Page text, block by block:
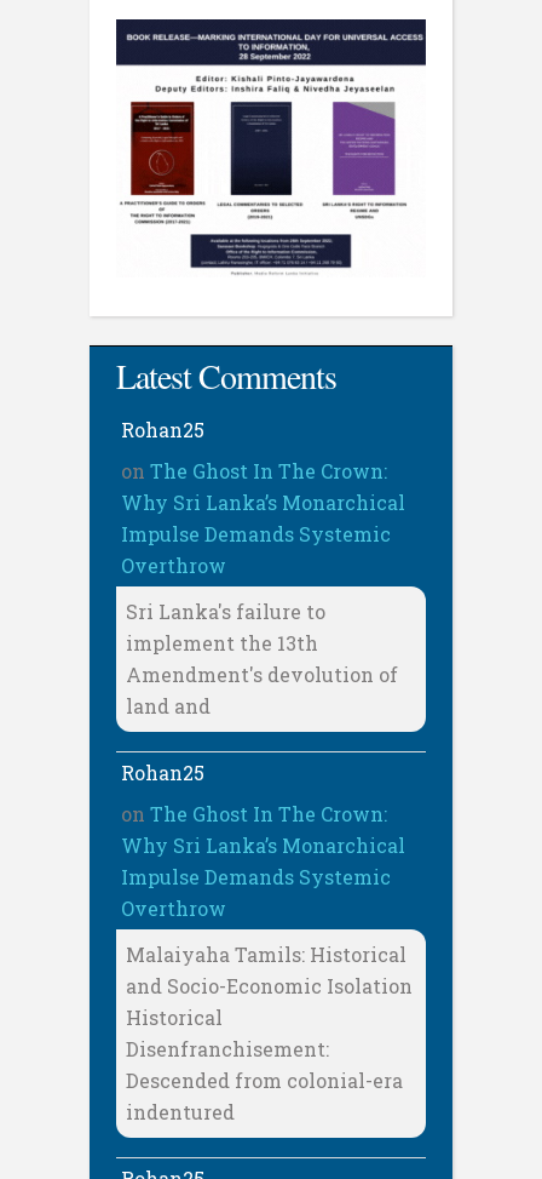
Latest Comments
Rohan25
on The Ghost In The Crown:
Why Sri Lanka’s Monarchical
Impulse Demands Systemic
Overthrow
Sri Lanka's failure to
implement the 13th
Amendment's devolution of
land and
Rohan25
on The Ghost In The Crown:
Why Sri Lanka’s Monarchical
Impulse Demands Systemic
Overthrow
Malaiyaha Tamils: Historical
and Socio-Economic Isolation
Historical
Disenfranchisement:
Descended from colonial-era
indentured